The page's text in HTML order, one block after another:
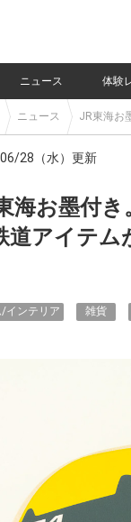
ニュース 体験
ニュース JR東海お
28（水）更新
海お墨付
道アイテム
インテリア 雑貨